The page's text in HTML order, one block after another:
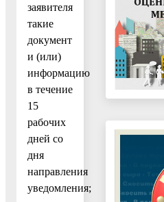
заявителя
такие
документ
и (или)
информацию
в течение
15
рабочих
дней со
дня
направления
уведомления;